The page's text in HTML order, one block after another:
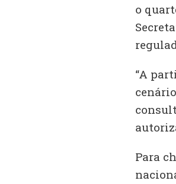
o
“A
Para